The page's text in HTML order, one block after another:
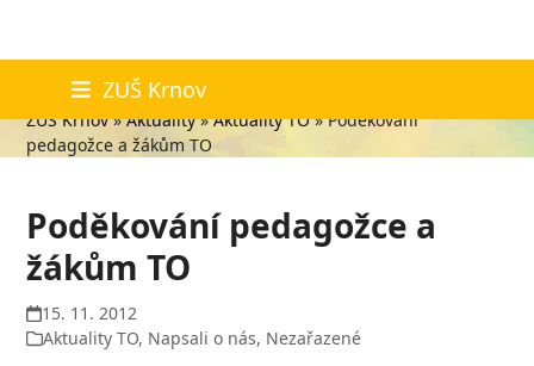
content
ZUŠ Krnov
Aktuality
ZUŠ Krnov»Aktuality»Aktuality TO»Poděkování
pedagožce a žákům TO
Poděkování pedagožce a
žákům TO
15. 11. 2012
Aktuality TO, Napsali o nás, Nezařazené